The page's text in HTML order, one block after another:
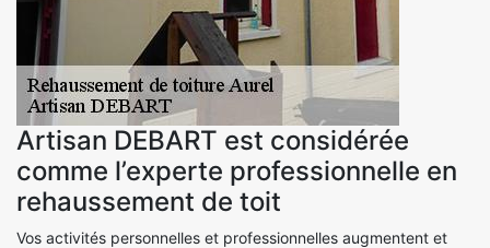
Artisan DEBART est considérée
comme l’experte professionnelle en
rehaussement de toit
Vos activités personnelles et professionnelles augmentent et